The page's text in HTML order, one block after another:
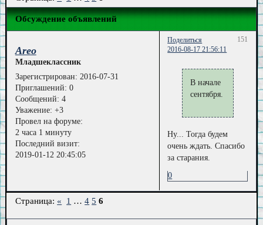
Обсуждение объявлений
Поделиться
151
2016-08-17 21:56:11
Areo
Младшеклассник
Зарегистрирован: 2016-07-31
Приглашений: 0
Сообщений: 4
Уважение: +3
Провел на форуме:
2 часа 1 минуту
Последний визит:
2019-01-12 20:45:05
В начале
сентября.
Ну... Тогда будем
очень ждать. Спасибо
за старания.
0
Страница: « 1 … 4 5 6